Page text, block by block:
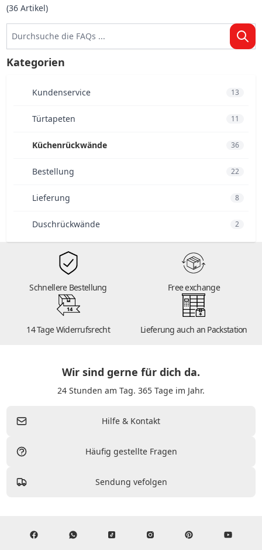
Kategorien
Kundenservice 13
Türtapeten 11
Küchenrückwände 36
Bestellung 22
Lieferung 8
Duschrückwände 2
(36 Artikel)
Schnellere Bestellung Free exchange
14
14 Tage Widerrufsrecht Lieferung auch an Packstation
Wir sind gerne für dich da.
24 Stunden am Tag. 365 Tage im Jahr.
Hilfe & Kontakt
Häufig gestellte Fragen
Sendung vefolgen